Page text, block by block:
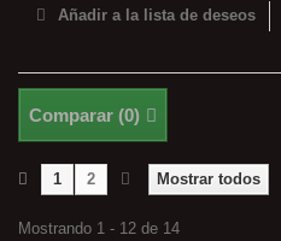
Añadir a la lista de deseos
Comparar (0)
Mostrar todos
1 2
Mostrando 1 - 12 de 14